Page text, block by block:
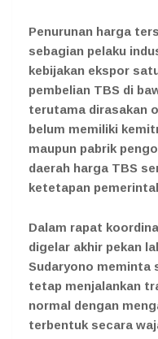
Penurunan harga
sebagian pelaku
kebijakan ekspor
pembelian TBS di
terutama dirasakan
belum memiliki
maupun pabrik
daerah harga TBS
ketetapan
Dalam rapat
digelar akhir pekan
Sudaryono meminta
tetap menjalankan
normal dengan
terbentuk secara